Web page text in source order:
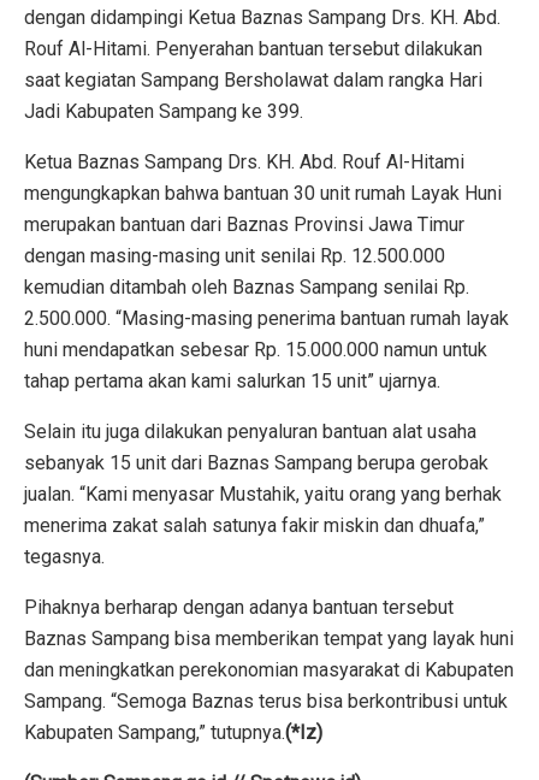
dengan didampingi Ketua Baznas Sampang Drs. KH. Abd.
Rouf Al-Hitami. Penyerahan bantuan tersebut dilakukan
saat kegiatan Sampang Bersholawat dalam rangka Hari
Jadi Kabupaten Sampang ke 399.
Ketua Baznas Sampang Drs. KH. Abd. Rouf Al-Hitami
mengungkapkan bahwa bantuan 30 unit rumah Layak Huni
merupakan bantuan dari Baznas Provinsi Jawa Timur
dengan masing-masing unit senilai Rp. 12.500.000
kemudian ditambah oleh Baznas Sampang senilai Rp.
2.500.000. “Masing-masing penerima bantuan rumah layak
huni mendapatkan sebesar Rp. 15.000.000 namun untuk
tahap pertama akan kami salurkan 15 unit” ujarnya.
Selain itu juga dilakukan penyaluran bantuan alat usaha
sebanyak 15 unit dari Baznas Sampang berupa gerobak
jualan. “Kami menyasar Mustahik, yaitu orang yang berhak
menerima zakat salah satunya fakir miskin dan dhuafa,”
tegasnya.
Pihaknya berharap dengan adanya bantuan tersebut
Baznas Sampang bisa memberikan tempat yang layak huni
dan meningkatkan perekonomian masyarakat di Kabupaten
Sampang. “Semoga Baznas terus bisa berkontribusi untuk
Kabupaten Sampang,” tutupnya.(*Iz)